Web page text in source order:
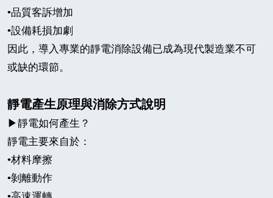
•品質客訴增加
•設備耗損加劇
因此，導入專業的靜電消除設備已成為現代製造業不可
或缺的環節。
靜電產生原理與消除方式說明
▶靜電如何產生？
靜電主要來自於：
•材料摩擦
•剝離動作